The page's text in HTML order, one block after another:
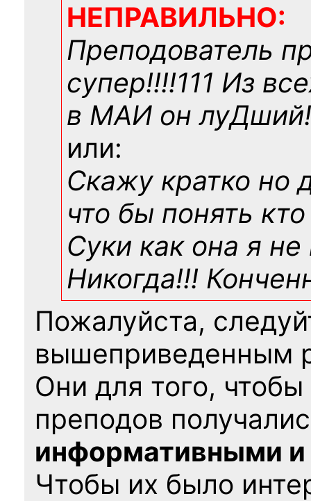
НЕПРАВИЛЬНО:
Преподователь
супер!!!!111 Из
в МАИ он
или:
Скажу кратко но
что бы понять
Суки как она я не
Никогда!!!
Пожалуйста,
вышеприведенным
Они для того,
преподов
информативными
Чтобы их было